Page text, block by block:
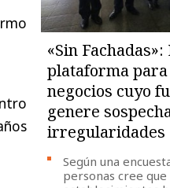
«Sin
plataforma
negocios cuyo
genere
irregularidades
Según una
personas cree que